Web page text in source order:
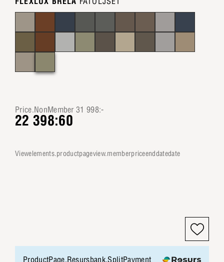
Price.NonMember 31 998:-
22 398:60
viewelements.productpageview.memberpriceenddatedate
ProductPage.Resursbank.SplitPayment